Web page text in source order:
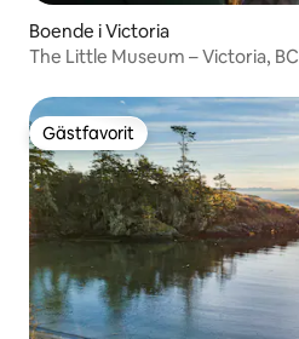
Boende i Victoria
The Little Museum – Victoria, BC
Gästfavorit
Gästfavorit